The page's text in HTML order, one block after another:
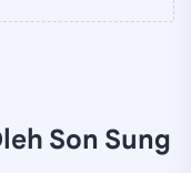
Son Sung